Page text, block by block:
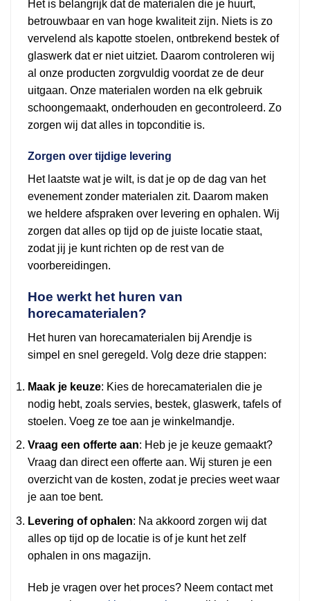
Het is belangrijk dat de materialen die je huurt,
betrouwbaar en van hoge kwaliteit zijn. Niets is zo
vervelend als kapotte stoelen, ontbrekend bestek of
glaswerk dat er niet uitziet. Daarom controleren wij
al onze producten zorgvuldig voordat ze de deur
uitgaan. Onze materialen worden na elk gebruik
schoongemaakt, onderhouden en gecontroleerd. Zo
zorgen wij dat alles in topconditie is.
Zorgen over tijdige levering
Het laatste wat je wilt, is dat je op de dag van het
evenement zonder materialen zit. Daarom maken
we heldere afspraken over levering en ophalen. Wij
zorgen dat alles op tijd op de juiste locatie staat,
zodat jij je kunt richten op de rest van de
voorbereidingen.
Hoe werkt het huren van
horecamaterialen?
Het huren van horecamaterialen bij Arendje is
simpel en snel geregeld. Volg deze drie stappen:
Maak je keuze: Kies de horecamaterialen die je
nodig hebt, zoals servies, bestek, glaswerk, tafels of
stoelen. Voeg ze toe aan je winkelmandje.
Vraag een offerte aan: Heb je je keuze gemaakt?
Vraag dan direct een offerte aan. Wij sturen je een
overzicht van de kosten, zodat je precies weet waar
je aan toe bent.
Levering of ophalen: Na akkoord zorgen wij dat
alles op tijd op de locatie is of je kunt het zelf
ophalen in ons magazijn.
Heb je vragen over het proces? Neem contact met